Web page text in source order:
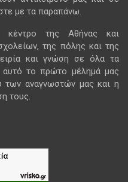
με τα παραπάνω.
κέντρο της Αθήνας και
της πόλης και της
και γνώση σε όλα τα
το πρώτο μέλημά μας
των αναγνωστών μας και η
τους.